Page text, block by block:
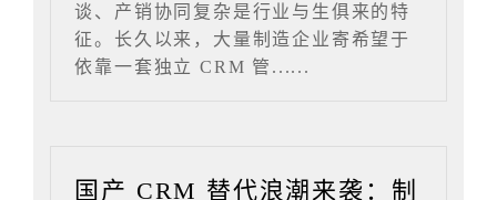
谈、产销协同复杂是行业与生俱来的特
征。长久以来，大量制造企业寄希望于
依靠一套独立 CRM 管......
国产 CRM 替代浪潮来袭：制